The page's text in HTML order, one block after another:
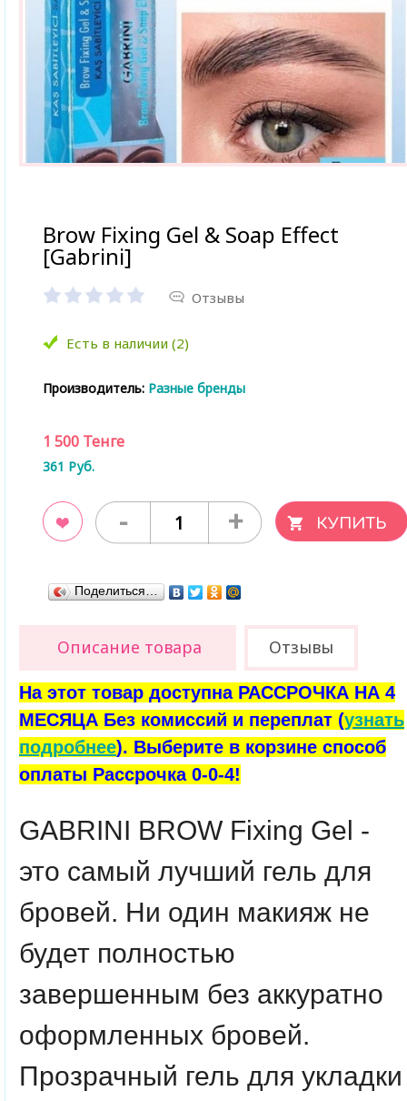
Brow Fixing Gel & Soap Effect
[Gabrini]
Отзывы
Есть в наличии (2)
Производитель: Разные бренды
1 500 Тенге
361 Руб.
- +
Поделиться…
Описание товара Отзывы
На этот товар доступна РАССРОЧКА НА 4
МЕСЯЦА Без комиссий и переплат (узнать
подробнее). Выберите в корзине способ
оплаты Рассрочка 0-0-4!
GABRINI BROW Fixing Gel -
это самый лучший гель для
бровей. Ни один макияж не
будет полностью
завершенным без аккуратно
оформленных бровей.
Прозрачный гель для укладки